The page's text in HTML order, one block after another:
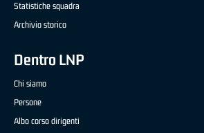
Statistiche squadra
Archivio storico
Dentro LNP
Chi siamo
Persone
Albo corso dirigenti